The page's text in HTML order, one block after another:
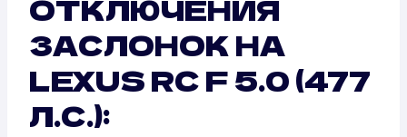
ОТКЛЮЧЕНИЯ
ЗАСЛОНОК НА
LEXUS RC F 5.0 (477
Л.С.):